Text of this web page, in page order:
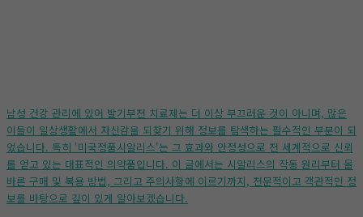
남성 건강 관리에 있어 발기부전 치료제는 더 이상 부끄러운 것이 아니며, 많은
이들이 일상생활에서 자신감을 되찾기 위해 정보를 탐색하는 필수적인 부분이 되
었습니다. 특히 '미국정품시알리스'는 그 효과와 안정성으로 전 세계적으로 신뢰
를 얻고 있는 대표적인 의약품입니다. 이 글에서는 시알리스의 작동 원리부터 올
바른 구매 및 복용 방법, 그리고 주의사항에 이르기까지, 전문적이고 객관적인 정
보를 바탕으로 깊이 있게 알아보겠습니다.